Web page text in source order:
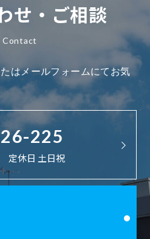
はメールフォームにてお気
Contact
せ・ご相談
225
定休日 土日祝